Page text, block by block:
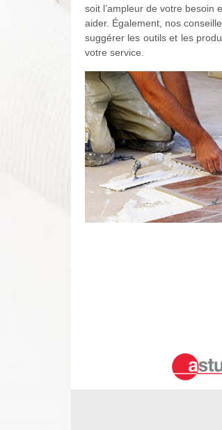
soit l’ampleur de votre besoin
aider. Également, nos
suggérer les outils et les
votre service.
Avrille Les Ponceaux, DS
professionnel. Pour une
équipe est au service de toute